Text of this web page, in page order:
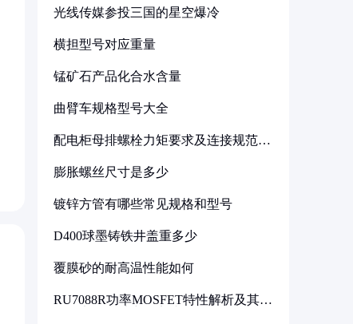
光线传媒参投三国的星空爆冷
横担型号对应重量
锰矿石产品化合水含量
曲臂车规格型号大全
配电柜母排螺栓力矩要求及连接规范详
膨胀螺丝尺寸是多少
镀锌方管有哪些常见规格和型号
D400球墨铸铁井盖重多少
覆膜砂的耐高温性能如何
RU7088R功率MOSFET特性解析及其在